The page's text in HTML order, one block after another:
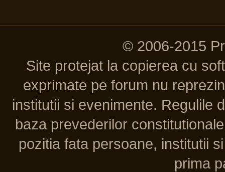
© 2006-2015
Site protejat la copierea cu
exprimate pe forum nu
institutii si evenimente. Regulile
baza prevederilor
pozitia fata persoane, institutii
prima